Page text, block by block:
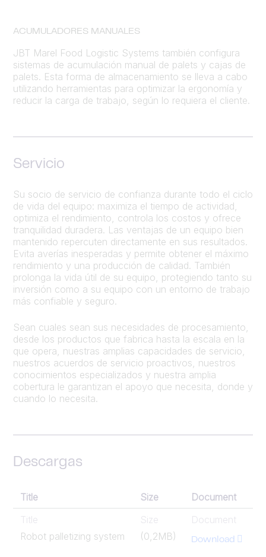
ACUMULADORES MANUALES
JBT Marel Food Logistic Systems también configura
sistemas de acumulación manual de palets y cajas de
palets. Esta forma de almacenamiento se lleva a cabo
utilizando herramientas para optimizar la ergonomía y
reducir la carga de trabajo, según lo requiera el cliente.
Servicio
Su socio de servicio de confianza durante todo el ciclo
de vida del equipo: maximiza el tiempo de actividad,
optimiza el rendimiento, controla los costos y ofrece
tranquilidad duradera. Las ventajas de un equipo bien
mantenido repercuten directamente en sus resultados.
Evita averías inesperadas y permite obtener el máximo
rendimiento y una producción de calidad. También
prolonga la vida útil de su equipo, protegiendo tanto su
inversión como a su equipo con un entorno de trabajo
más confiable y seguro.
Sean cuales sean sus necesidades de procesamiento,
desde los productos que fabrica hasta la escala en la
que opera, nuestras amplias capacidades de servicio,
nuestros acuerdos de servicio proactivos, nuestros
conocimientos especializados y nuestra amplia
cobertura le garantizan el apoyo que necesita, donde y
cuando lo necesita.
Descargas
Title Size
Document
Title
Robot palletizing system
Size
(0,2MB)
Document
Download